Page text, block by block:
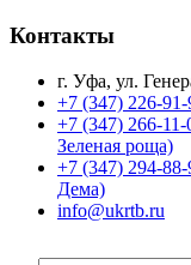
Контакты
г. Уфа, ул.
+7 (347) 226-91-
+7 (347) 266-
Зеленая роща)
+7 (347) 294-
Дема)
info@ukrtb.ru